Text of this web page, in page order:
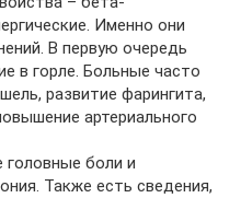
Именно они
В первую очередь
в горле. Больные часто
развитие фарингита,
артериального
боли и
Также есть сведения,